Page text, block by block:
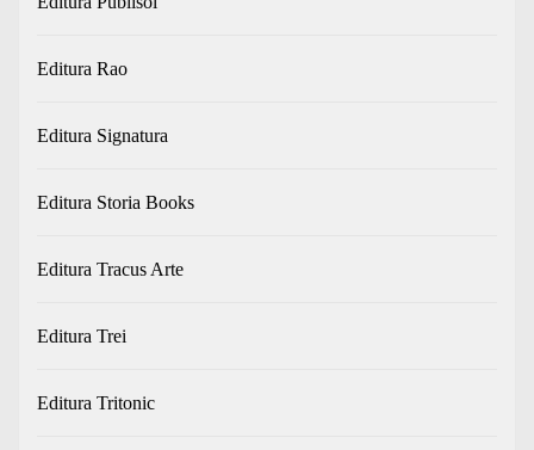
Editura Rao
Editura Signatura
Editura Storia Books
Editura Tracus Arte
Editura Trei
Editura Tritonic